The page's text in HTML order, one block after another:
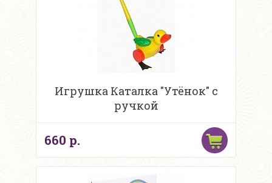
Игрушка Каталка "Утёнок" с
ручкой
660 р.